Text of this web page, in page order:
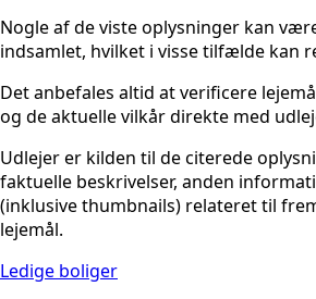
Nogle af de viste oplysninger kan
indsamlet, hvilket i visse tilfælde kan
Det anbefales altid at verificere
og de aktuelle vilkår direkte med
Udlejer er kilden til de citerede
faktuelle beskrivelser, anden
(inklusive thumbnails) relateret til
lejemål.
Ledige boliger